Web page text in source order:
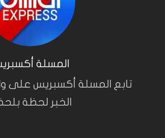
المسلة
تابع المسلة أكسبريس على
الخبر لحظة